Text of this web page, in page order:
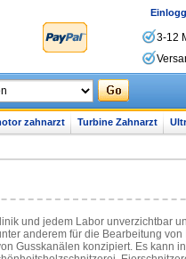
3-12
zahnarzt Turbine Zahnarzt
und jedem Labor unverzichtbar
anderem für die Bearbeitung
Gusskanälen konzipiert. Es kann